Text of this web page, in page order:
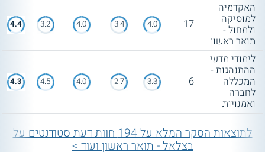
האקדמיה
למוסיקה
ולמחול -
תואר ראשון
17
4.0
3.4
4.0
3.2
4.4
לימודי מדעי
ההתנהגות -
המכללה
לחברה
ואמנויות
6
3.3
2.7
4.0
4.5
4.3
לתוצאות הסקר המלא על 194 חוות דעת סטודנטים על
בצלאל - תואר ראשון ועוד >